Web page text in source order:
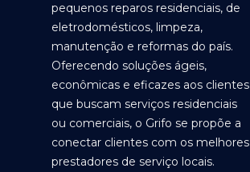
pequenos reparos residenciais, de
eletrodomésticos, limpeza,
manutenção e reformas do país.
Oferecendo soluções ágeis,
econômicas e eficazes aos clientes
que buscam serviços residenciais
ou comerciais, o Grifo se propõe a
conectar clientes com os melhores
prestadores de serviço locais.